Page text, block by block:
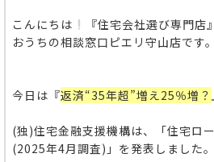
こんにちは
『住宅会社選び専門店』
おうちの相談窓口ピエリ守山店です。
今日は『返済“35年超”増え25％増？
(独)住宅金融支援機構は、「住宅ロ
(2025年4月調査)」を発表しました。